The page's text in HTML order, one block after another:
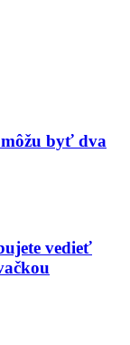
môžu byť dva
vedieť